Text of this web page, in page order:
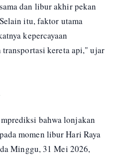
dan libur akhir pekan
itu, faktor utama
kepercayaan
transportasi kereta api," ujar
bahwa lonjakan
momen libur Hari Raya
Minggu, 31 Mei 2026,